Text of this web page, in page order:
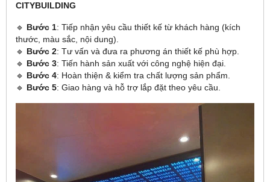
CITYBUILDING
🔹 Bước 1: Tiếp nhận yêu cầu thiết kế từ khách hàng (kích
thước, màu sắc, nội dung).
🔹 Bước 2: Tư vấn và đưa ra phương án thiết kế phù hợp.
🔹 Bước 3: Tiến hành sản xuất với công nghệ hiện đại.
🔹 Bước 4: Hoàn thiện & kiểm tra chất lượng sản phẩm.
🔹 Bước 5: Giao hàng và hỗ trợ lắp đặt theo yêu cầu.